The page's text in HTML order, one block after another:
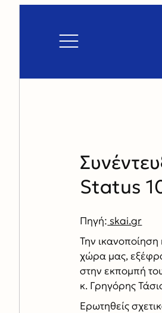
Status
Πηγή: skai.gr
Την ικανοποίηση
χώρα μας,
στην εκπομπή
κ. Γρηγόρης
Ερωτηθείς